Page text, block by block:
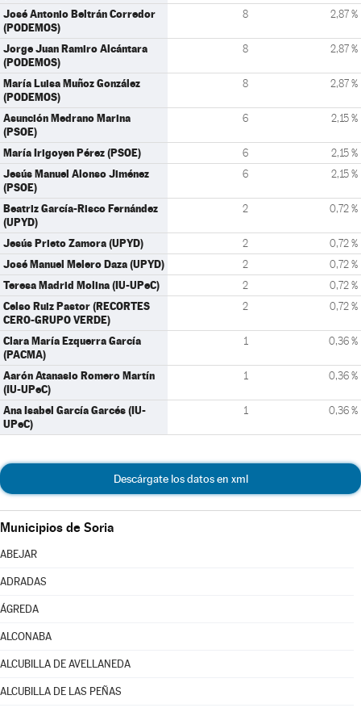
José Antonio Beltrán Corredor
(PODEMOS)
8 2,87 %
Jorge Juan Ramiro Alcántara
(PODEMOS)
8 2,87 %
María Luisa Muñoz González
(PODEMOS)
8 2,87 %
Asunción Medrano Marina
(PSOE)
6 2,15 %
María Irigoyen Pérez (PSOE) 6 2,15 %
Jesús Manuel Alonso Jiménez
(PSOE)
6 2,15 %
Beatriz García-Risco Fernández
(UPYD)
2 0,72 %
Jesús Prieto Zamora (UPYD) 2 0,72 %
José Manuel Melero Daza (UPYD) 2 0,72 %
Teresa Madrid Molina (IU-UPeC) 2 0,72 %
Celso Ruiz Pastor (RECORTES
CERO-GRUPO VERDE)
2 0,72 %
Clara María Ezquerra García
(PACMA)
1 0,36 %
Aarón Atanasio Romero Martín
(IU-UPeC)
1 0,36 %
Ana Isabel García Garcés (IU-
UPeC)
1 0,36 %
Descárgate los datos en xml
Municipios de Soria
ABEJAR
ADRADAS
ÁGREDA
ALCONABA
ALCUBILLA DE AVELLANEDA
ALCUBILLA DE LAS PEÑAS